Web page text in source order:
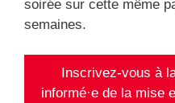
soirée sur cette même
semaines.
Inscrivez-vous à
informé·e de la mise